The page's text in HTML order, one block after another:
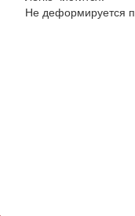
Не деформируется